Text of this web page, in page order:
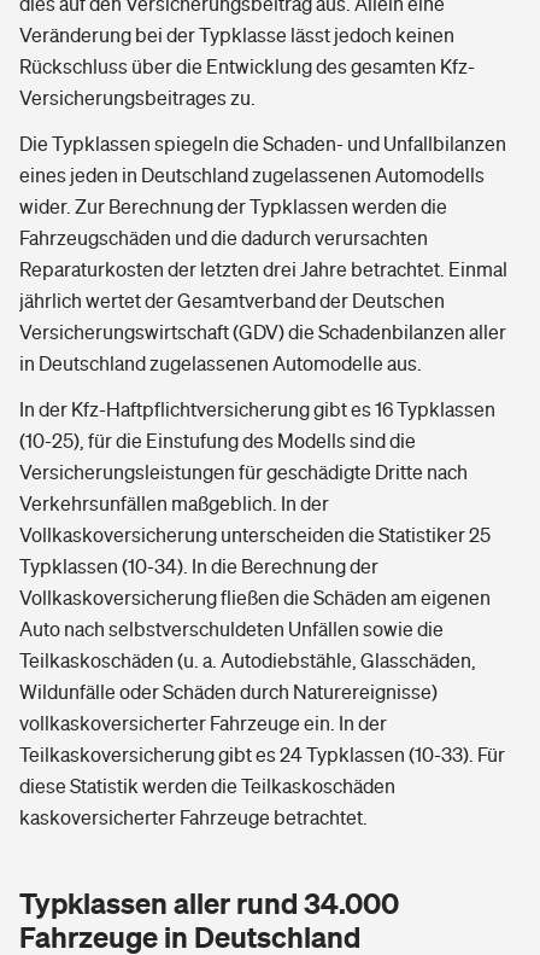
Veränderung bei der Typklasse lässt jedoch keinen
Rückschluss über die Entwicklung des gesamten Kfz-
Versicherungsbeitrages zu.
Die Typklassen spiegeln die Schaden- und Unfallbilanzen
eines jeden in Deutschland zugelassenen Automodells
wider. Zur Berechnung der Typklassen werden die
Fahrzeugschäden und die dadurch verursachten
Reparaturkosten der letzten drei Jahre betrachtet. Einmal
jährlich wertet der Gesamtverband der Deutschen
Versicherungswirtschaft (GDV) die Schadenbilanzen aller
in Deutschland zugelassenen Automodelle aus.
In der Kfz-Haftpflichtversicherung gibt es 16 Typklassen
(10-25), für die Einstufung des Modells sind die
Versicherungsleistungen für geschädigte Dritte nach
Verkehrsunfällen maßgeblich. In der
Vollkaskoversicherung unterscheiden die Statistiker 25
Typklassen (10-34). In die Berechnung der
Vollkaskoversicherung fließen die Schäden am eigenen
Auto nach selbstverschuldeten Unfällen sowie die
Teilkaskoschäden (u. a. Autodiebstähle, Glasschäden,
Wildunfälle oder Schäden durch Naturereignisse)
vollkaskoversicherter Fahrzeuge ein. In der
Teilkaskoversicherung gibt es 24 Typklassen (10-33). Für
diese Statistik werden die Teilkaskoschäden
kaskoversicherter Fahrzeuge betrachtet.
Typklassen aller rund 34.000
Fahrzeuge in Deutschland